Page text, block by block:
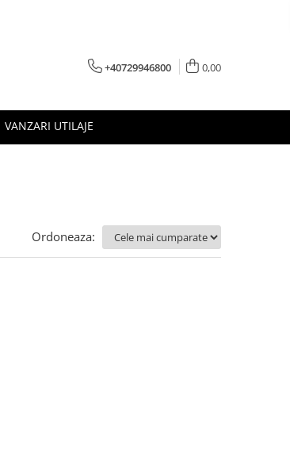
+40729946800 0,00
VANZARI UTILAJE
Ordoneaza: